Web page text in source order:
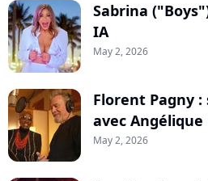
Sabrina
IA
May 2, 2026
Florent Pagny
avec Angélique
May 2, 2026